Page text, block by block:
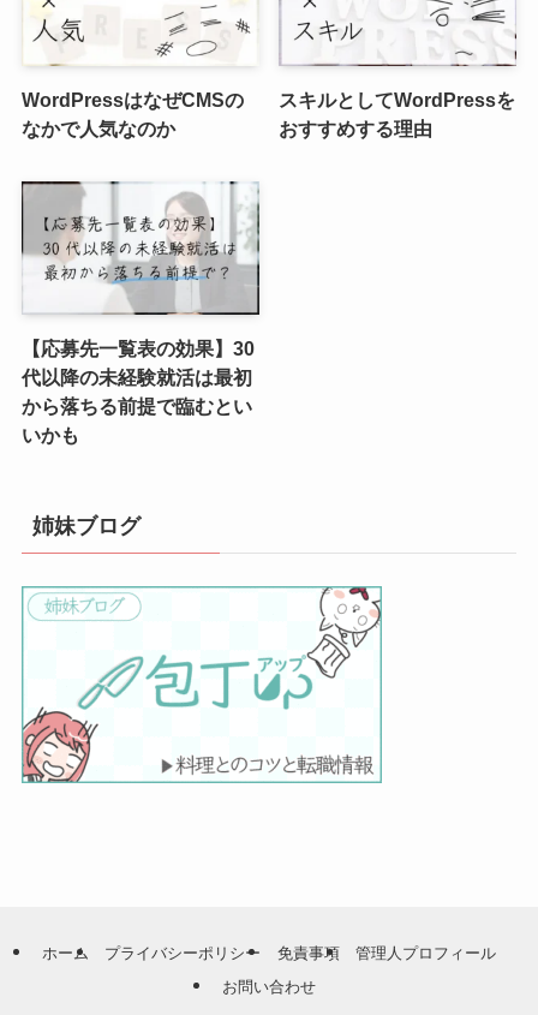
WordPressはなぜCMSの
なかで人気なのか
スキルとしてWordPressを
おすすめする理由
【応募先一覧表の効果】30
代以降の未経験就活は最初
から落ちる前提で臨むとい
いかも
姉妹ブログ
ホーム プライバシーポリシー 免責事項
管理人プロフィール
お問い合わせ